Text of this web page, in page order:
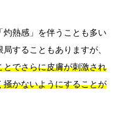
熱感」を伴うことも多い
することもありますが、
とでさらに皮膚が刺激され
かないようにすることが